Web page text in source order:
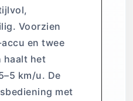
Voorzien
en twee
haalt het
km/u. De
met